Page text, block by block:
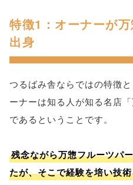
特徴1：オーナーが
出身
つるばみ舎ならではの特徴
ーナーは知る人が知る名店
であるということです。
残念ながら万惣フルーツパ
たが、そこで経験を培い技